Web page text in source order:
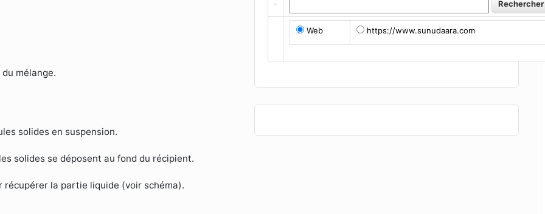
mélange.
solides en suspension.
solides se déposent au fond du récipient.
la partie liquide (voir schéma).
Web https://www.sunudaara.com